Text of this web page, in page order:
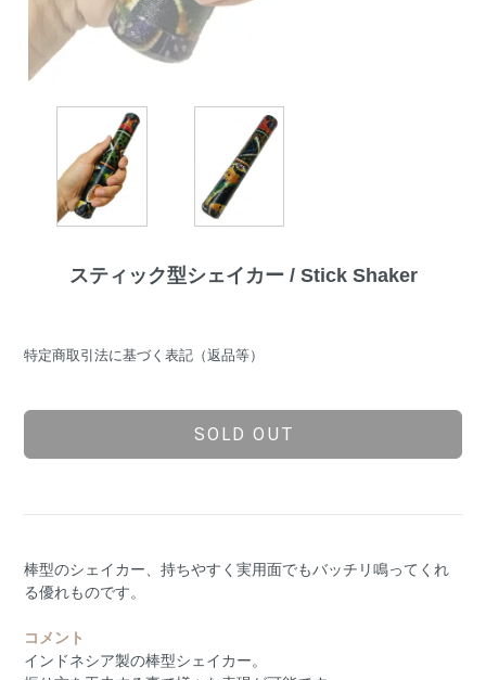
スティック型シェイカー / Stick Shaker
特定商取引法に基づく表記（返品等）
SOLD OUT
棒型のシェイカー、持ちやすく実用面でもバッチリ鳴ってくれ
る優れものです。
コメント
インドネシア製の棒型シェイカー。